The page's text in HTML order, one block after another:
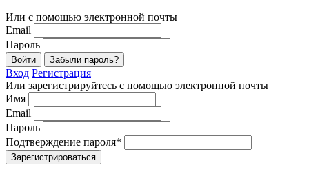
Или с помощью электронной почты
Email
Пароль
Войти Забыли пароль?
Вход Регистрация
Или зарегистрируйтесь с помощью электронной почты
Имя
Email
Пароль
Подтверждение пароля*
Зарегистрироваться